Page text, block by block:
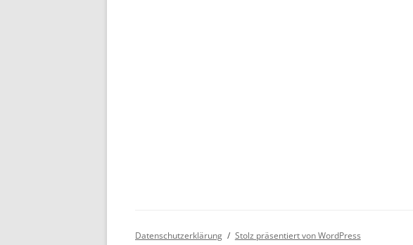
Datenschutzerklärung Stolz präsentiert von WordPress